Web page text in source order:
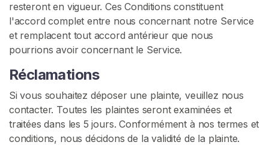
resteront en vigueur. Ces Conditions constituent
l'accord complet entre nous concernant notre Service
et remplacent tout accord antérieur que nous
pourrions avoir concernant le Service.
Réclamations
Si vous souhaitez déposer une plainte, veuillez nous
contacter. Toutes les plaintes seront examinées et
traitées dans les 5 jours. Conformément à nos termes et
conditions, nous décidons de la validité de la plainte.